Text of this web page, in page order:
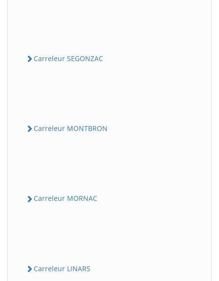
Carreleur SEGONZAC
Carreleur MONTBRON
Carreleur MORNAC
Carreleur LINARS